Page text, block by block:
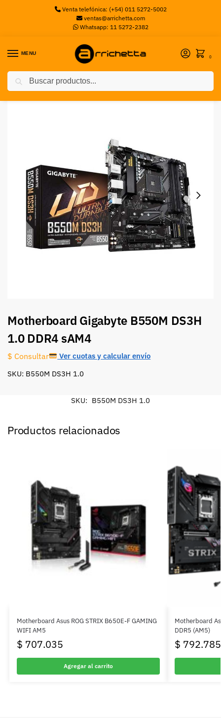
Venta telefónica: (+54) 011 5272-5002
ventas@arrichetta.com
Whatsapp: 11 5272-2382
MENU
0
Inicio Motherboards AMD / Motherboard Gigabyte B550M DS3H 1.0 DDR4 sAM4
Motherboard Gigabyte B550M DS3H
1.0 DDR4 sAM4
$ Consultar Ver cuotas y calcular envío
SKU: B550M DS3H 1.0
SKU: B550M DS3H 1.0
Productos relacionados
Motherboard Asus ROG STRIX B650E-F GAMING
WIFI AM5
$ 707.035
Agregar al carrito
Motherboard
DDR5 (AM5)
$ 792.785